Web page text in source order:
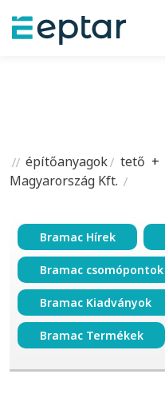
építőanyagok tető +
Magyarország Kft.
Bramac Hírek
Bramac csomópontok
Bramac Kiadványok
Bramac Termékek